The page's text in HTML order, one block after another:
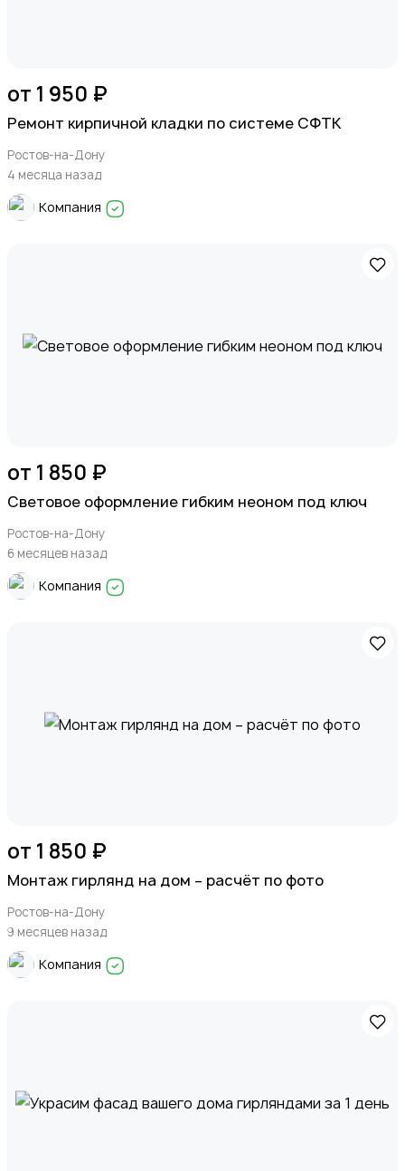
от 1 950 ₽
Ремонт кирпичной кладки по системе СФТК
Ростов-на-Дону
4 месяца назад
Компания
от 1 850 ₽
Световое оформление гибким неоном под ключ
Ростов-на-Дону
6 месяцев назад
Компания
от 1 850 ₽
Монтаж гирлянд на дом – расчёт по фото
Ростов-на-Дону
9 месяцев назад
Компания